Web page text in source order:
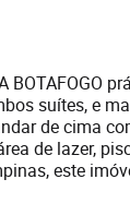
BOTAFOGO
suítes, e
de cima
de lazer,
este